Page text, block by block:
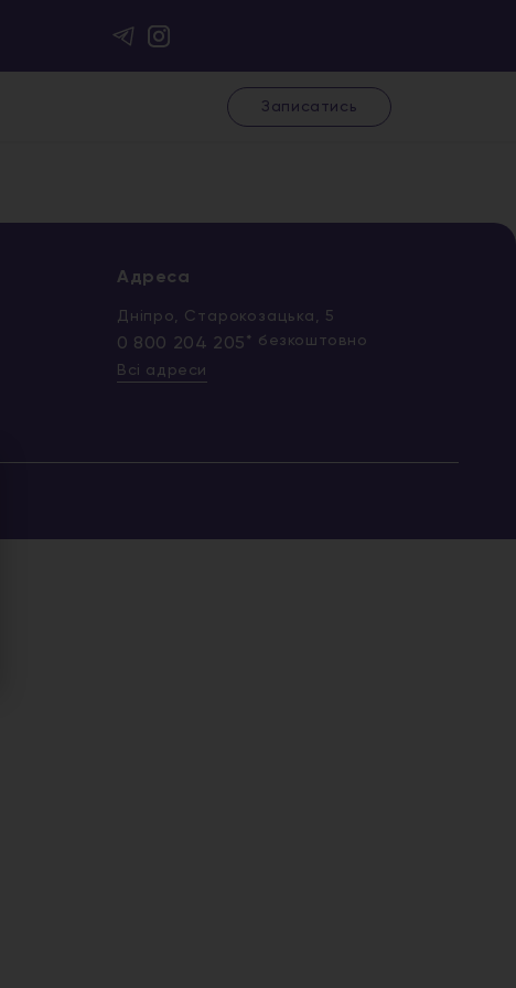
Записатись
Адреса
Дніпро, Старокозацька, 5
0 800 204 205 * безкоштовно
Всі адреси